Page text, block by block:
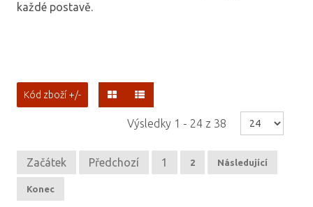
každé postavě.
Kód zboží +/-
Výsledky 1 - 24 z 38
Začátek Předchozí 1 2 Následující
Konec